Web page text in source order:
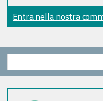
Entra nella nostra